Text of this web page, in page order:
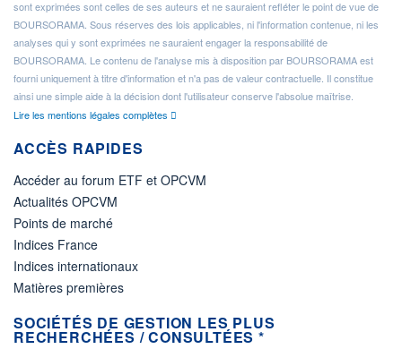
sont exprimées sont celles de ses auteurs et ne sauraient refléter le point de vue de
BOURSORAMA. Sous réserves des lois applicables, ni l'information contenue, ni les
analyses qui y sont exprimées ne sauraient engager la responsabilité de
BOURSORAMA. Le contenu de l'analyse mis à disposition par BOURSORAMA est
fourni uniquement à titre d'information et n'a pas de valeur contractuelle. Il constitue
ainsi une simple aide à la décision dont l'utilisateur conserve l'absolue maîtrise.
Lire les mentions légales complètes
ACCÈS RAPIDES
Accéder au forum ETF et OPCVM
Actualités OPCVM
Points de marché
Indices France
Indices internationaux
Matières premières
SOCIÉTÉS DE GESTION LES PLUS
RECHERCHÉES / CONSULTÉES *